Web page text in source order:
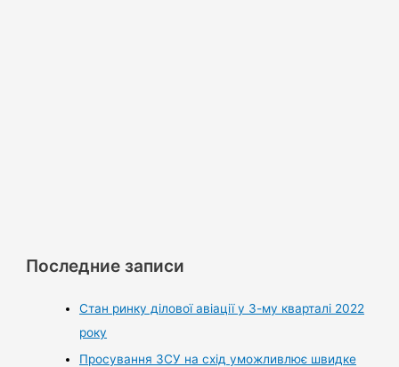
Последние записи
Стан ринку ділової авіації у 3-му кварталі 2022
року
Просування ЗСУ на схід уможливлює швидке